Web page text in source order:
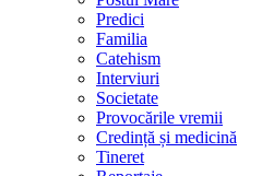
Predici
Familia
Catehism
Interviuri
Societate
Provocările vremii
Credință și medicină
Tineret